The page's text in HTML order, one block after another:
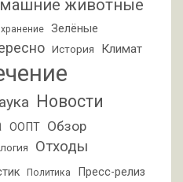
животные
Зелёные
История Климат
Новости
ООПТ Обзор
Отходы
Политика Пресс-релиз